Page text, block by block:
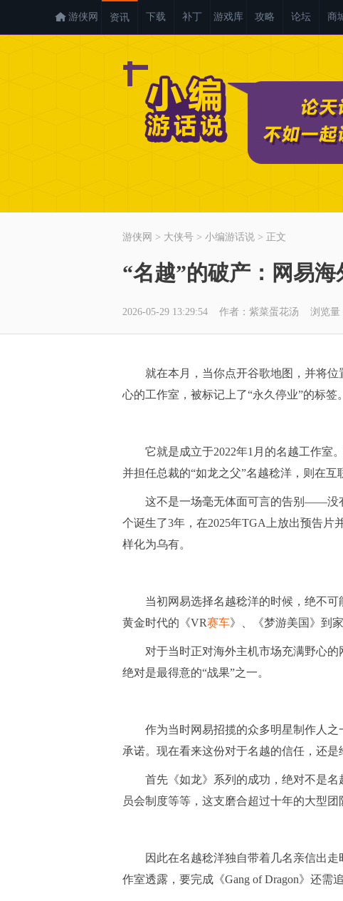
游侠网 资讯 下载 补丁 游戏库 攻略 论坛 商
游侠网 > 大侠号 > 小编游话说 > 正文
“名越”的破产：网易
2026-05-29 13:29:54 作者：紫菜蛋花汤 浏览量
就在本月，当你点开谷歌地图，并将位
心的工作室，被标记上了“永久停业”的标签。
它就是成立于2022年1月的名越工作室。
并担任总裁的“如龙之父”名越稔洋，则在
这不是一场毫无体面可言的告别——没有
个诞生了3年，在2025年TGA上放出预告片
样化为乌有。
当初网易选择名越稔洋的时候，绝不可
黄金时代的《VR赛车》、《梦游美国》到
对于当时正对海外主机市场充满野心的
绝对是最得意的“战果”之一。
作为当时网易招揽的众多明星制作人之
承诺。现在看来这份对于名越的信任，还是
首先《如龙》系列的成功，绝对不是名
员会制度等等，这支磨合超过十年的大型
因此在名越稔洋独自带着几名亲信出走
作室透露，要完成《Gang of Dragon》还需